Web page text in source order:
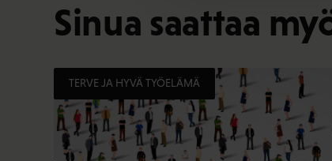
Sinua saattaa
TERVE JA HYVÄ TYÖELÄMÄ